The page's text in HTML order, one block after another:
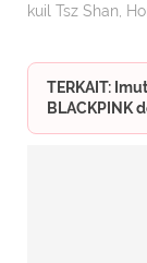
kuil Tsz Shan,
TERKAIT:
BLACKPINK